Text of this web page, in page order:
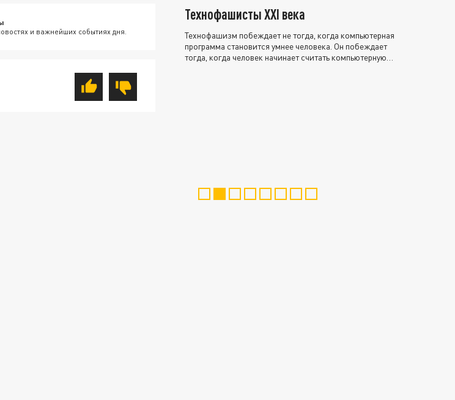
и важнейших событиях дня.
Технофашисты XXI века
Технофашизм побеждает не тогда, когда компьютерная
программа становится умнее человека. Он побеждает
тогда, когда человек начинает считать компьютерную